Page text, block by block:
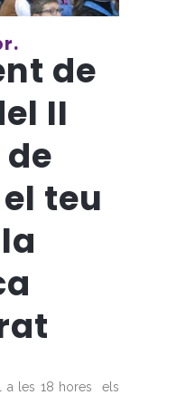
de
II
teu
a les 18 hores
els